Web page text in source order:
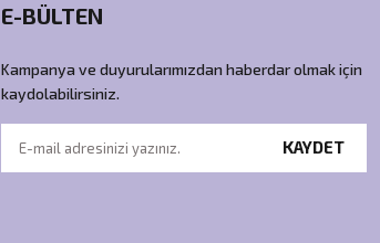
E-BÜLTEN
Kampanya ve duyurularımızdan haberdar olmak için
kaydolabilirsiniz.
KAYDET